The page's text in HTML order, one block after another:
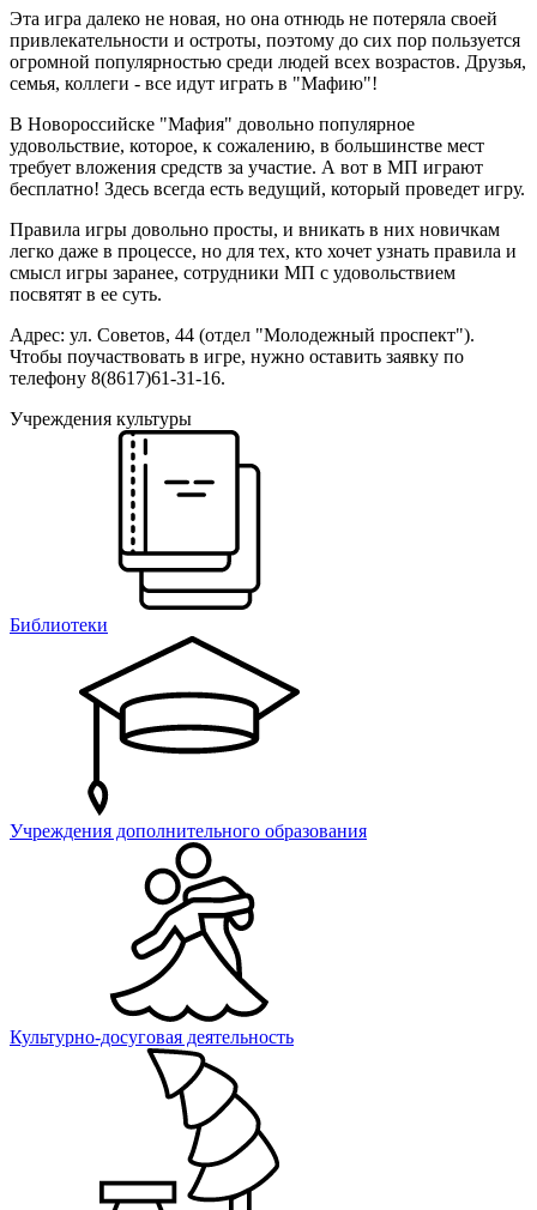
Эта игра далеко не новая, но она отнюдь не потеряла своей
привлекательности и остроты, поэтому до сих пор пользуется
огромной популярностью среди людей всех возрастов. Друзья,
семья, коллеги - все идут играть в "Мафию"!
В Новороссийске "Мафия" довольно популярное
удовольствие, которое, к сожалению, в большинстве мест
требует вложения средств за участие. А вот в МП играют
бесплатно! Здесь всегда есть ведущий, который проведет игру.
Правила игры довольно просты, и вникать в них новичкам
легко даже в процессе, но для тех, кто хочет узнать правила и
смысл игры заранее, сотрудники МП с удовольствием
посвятят в ее суть.
Адрес: ул. Советов, 44 (отдел "Молодежный проспект").
Чтобы поучаствовать в игре, нужно оставить заявку по
телефону 8(8617)61-31-16.
Учреждения культуры
Библиотеки
Учреждения дополнительного образования
Культурно-досуговая деятельность